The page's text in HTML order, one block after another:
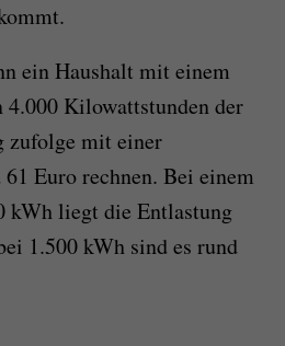
ein Haushalt mit einem
4.000 Kilowattstunden der
zufolge mit einer
Euro rechnen. Bei einem
kWh liegt die Entlastung
1.500 kWh sind es rund